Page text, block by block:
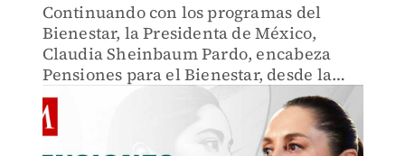
Continuando con los programas del
Bienestar, la Presidenta de México,
Claudia Sheinbaum Pardo, encabeza
Pensiones para el Bienestar, desde la
Unidad Deportiva ‘El Ranchito’, en
Panotla, Tlaxcala.